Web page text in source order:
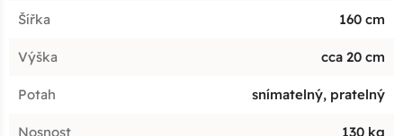
Šířka 160 cm
Výška cca 20 cm
Potah snímatelný, pratelný
Nosnost 130 kg